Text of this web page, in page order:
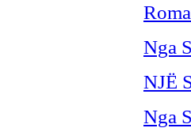
Nga
NJË
Nga